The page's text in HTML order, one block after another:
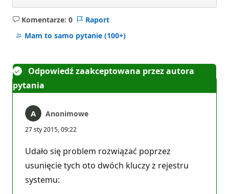
Komentarze: 0
Brak
komentarzy
Raport
Mam to samo pytanie (100+)
Odpowiedź zaakceptowana przez autora
pytania
Anonimowe
27 sty 2015, 09:22
Udało się problem rozwiązać poprzez
usunięcie tych oto dwóch kluczy z rejestru
systemu: